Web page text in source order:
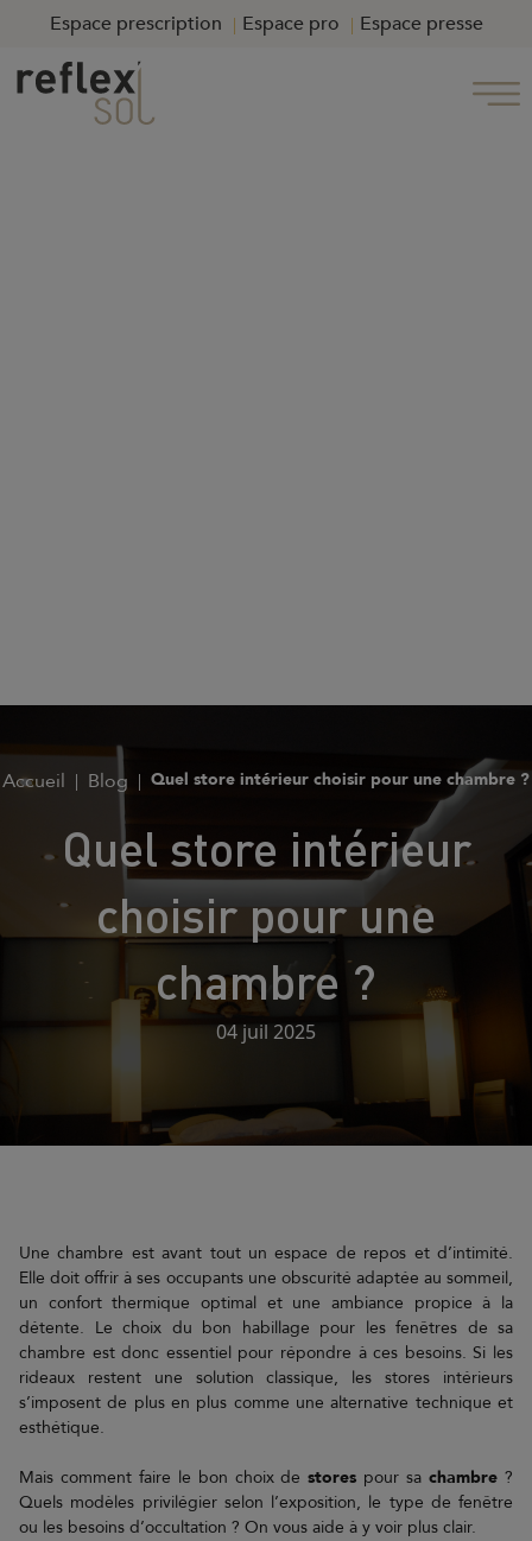
Espace prescription Espace pro Espace presse
Accueil Blog Quel store intérieur choisir pour une chambre ?
Quel store intérieur
choisir pour une
chambre ?
04 juil 2025
Une chambre est avant tout un espace de repos et d’intimité.
Elle doit offrir à ses occupants une obscurité adaptée au sommeil,
un confort thermique optimal et une ambiance propice à la
détente. Le choix du bon habillage pour les fenêtres de sa
chambre est donc essentiel pour répondre à ces besoins. Si les
rideaux restent une solution classique, les stores intérieurs
s’imposent de plus en plus comme une alternative technique et
esthétique.
Mais comment faire le bon choix destores pour sachambre ?
Quels modèles privilégier selon l’exposition, le type de fenêtre
ou les besoins d’occultation ? On vous aide à y voir plus clair.